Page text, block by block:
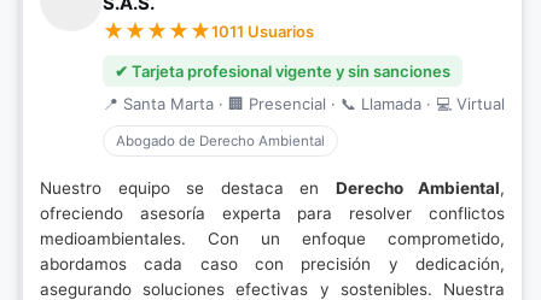
1011 Usuarios
✔ Tarjeta profesional vigente y sin sanciones
📍 Santa Marta · 🏢 Presencial · 📞 Llamada · 💻 Virtual
Abogado de Derecho Ambiental
Nuestro equipo se destaca en Derecho Ambiental,
ofreciendo asesoría experta para resolver conflictos
medioambientales. Con un enfoque comprometido,
abordamos cada caso con precisión y dedicación,
asegurando soluciones efectivas y sostenibles. Nuestra